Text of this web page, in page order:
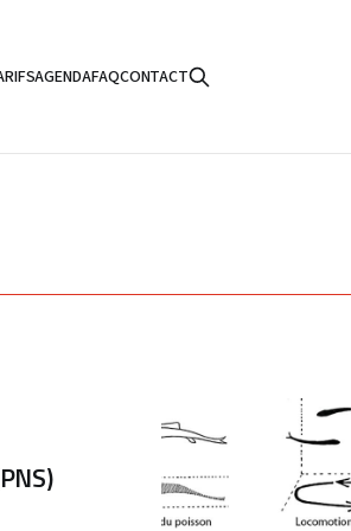
AGENDAFAQCONTACT